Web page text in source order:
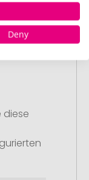
diese
Deny